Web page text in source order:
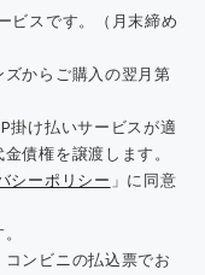
ビスです。（月末締め
からご購入の翌月第
掛け払いサービスが適
債権を譲渡します。
シーポリシー 」に同意
ンビニの払込票でお